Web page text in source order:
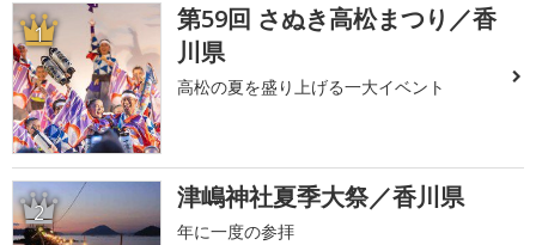
1
第59回 さぬき高松まつり／香
川県
高松の夏を盛り上げる一大イベント
2 津嶋神社夏季大祭／香川県
年に一度の参拝